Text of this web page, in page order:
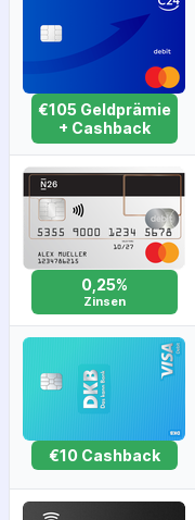
€105 Geldprämie
+ Cashback
0,25%
Zinsen
€10 Cashback